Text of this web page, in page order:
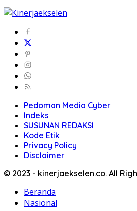
Pedoman Media Cyber
Indeks
SUSUNAN REDAKSI
Kode Etik
Privacy Policy
Disclaimer
© 2023 - kinerjaekselen.co. All
Beranda
Nasional